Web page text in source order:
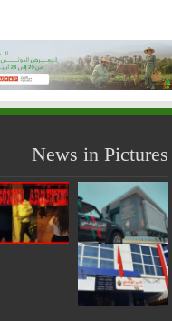
News in Pictures